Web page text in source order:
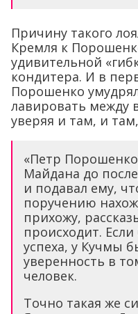
Причину такого
Кремля к
удивительной
кондитера. И в
Порошенко
лавировать между
уверяя и там, и
«Петр
Майдана до
и подавал ему,
поручению
прихожу,
происходит.
успеха, у Кучмы
уверенность в
человек.
Точно такая же